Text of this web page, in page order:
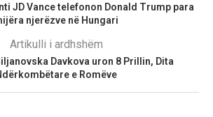
JD Vance telefonon Donald Trump para
njerëzve në Hungari
Artikulli i ardhshëm
Davkova uron 8 Prillin, Dita
e Romëve